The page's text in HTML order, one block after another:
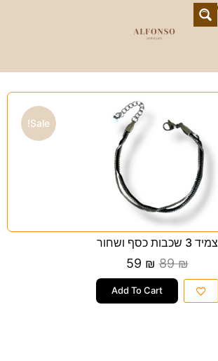
Sale!
צמיד 3 שכבות כסף ושחור
89₪
59 ₪
Add To Cart